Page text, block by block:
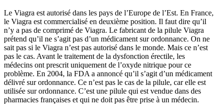
Le Viagra est autorisé dans les pays de l’Europe de l’Est. En France,
le Viagra est commercialisé en deuxième position. Il faut dire qu’il
n’y a pas de comprimé de Viagra. Le fabricant de la pilule Viagra
prétend qu’il ne s’agit pas d’un médicament sur ordonnance. On ne
sait pas si le Viagra n’est pas autorisé dans le monde. Mais ce n’est
pas le cas. Avant le traitement de la dysfonction érectile, les
médecins ont prescrit uniquement de l’oxyde nitrique pour ce
problème. En 2004, la FDA a annoncé qu’il s’agit d’un médicament
délivré sur ordonnance. Ce n’est pas le cas de la pilule, car elle est
utilisée sur ordonnance. C’est une pilule qui est vendue dans des
pharmacies françaises et qui ne doit pas être prise à un médecin.